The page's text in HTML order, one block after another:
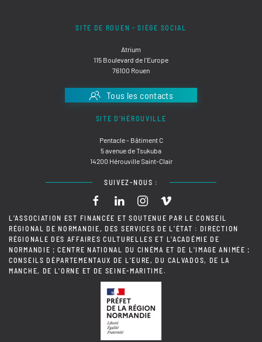
SITE DE ROUEN - SIÈGE SOCIAL
Atrium
115 Boulevard de l'Europe
76100 Rouen
Tous les contacts
SITE D'HÉROUVILLE
Pentacle - Bâtiment C
5 avenue de Tsukuba
14200 Hérouville Saint-Clair
SUIVEZ-NOUS :
L'ASSOCIATION EST FINANCÉE ET SOUTENUE PAR LE CONSEIL
RÉGIONAL DE NORMANDIE, DES SERVICES DE L'ÉTAT : DIRECTION
RÉGIONALE DES AFFAIRES CULTURELLES ET L'ACADÉMIE DE
NORMANDIE ; CENTRE NATIONAL DU CINÉMA ET DE L'IMAGE ANIMÉE ;
CONSEILS DÉPARTEMENTAUX DE L'EURE, DU CALVADOS, DE LA
MANCHE, DE L'ORNE ET DE SEINE-MARITIME.